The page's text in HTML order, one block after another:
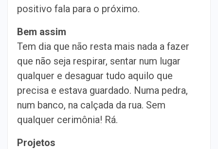
positivo fala para o próximo.
Bem assim
Tem dia que não resta mais nada a fazer
que não seja respirar, sentar num lugar
qualquer e desaguar tudo aquilo que
precisa e estava guardado. Numa pedra,
num banco, na calçada da rua. Sem
qualquer cerimônia! Rá.
Projetos